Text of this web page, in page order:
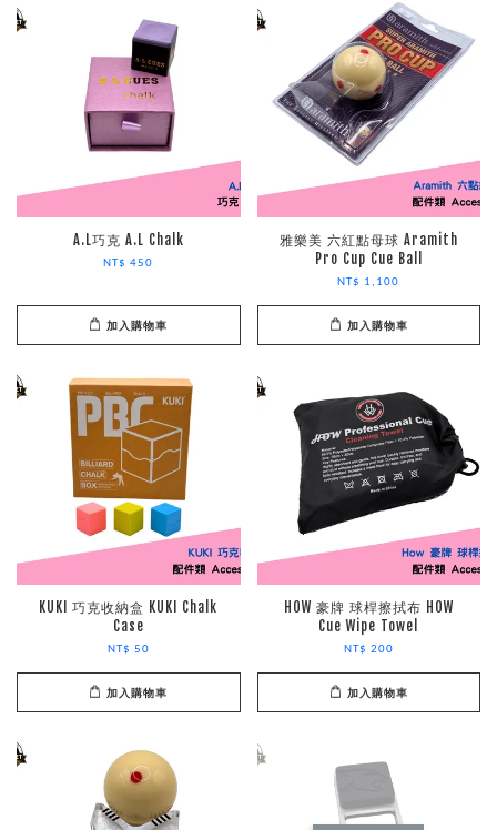
A.L巧克 A.L Chalk
NT$ 450
加入購物車
雅樂美 六紅點母球 Aramith
Pro Cup Cue Ball
NT$ 1,100
加入購物車
KUKI 巧克收納盒 KUKI Chalk
Case
NT$ 50
加入購物車
HOW 豪牌 球桿擦拭布 HOW
Cue Wipe Towel
NT$ 200
加入購物車